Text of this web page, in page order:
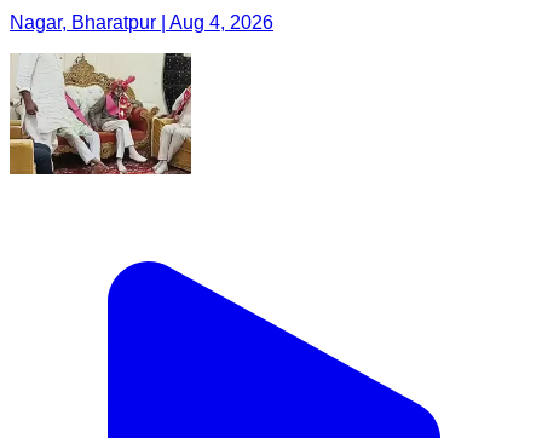
Nagar, Bharatpur | Aug 4, 2026